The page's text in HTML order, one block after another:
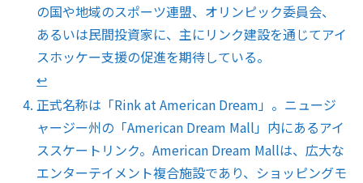
の国や地域のスポーツ連盟、オリンピック委員会、
あるいは民間投資家に、主にリンク建設を通じてアイ
スホッケー支援の促進を期待している。
↩︎
正式名称は「Rink at American Dream」。ニュージ
ャージー州の「American Dream Mall」内にあるアイ
ススケートリンク。American Dream Mallは、広大な
エンターテイメント複合施設であり、ショッピングモ